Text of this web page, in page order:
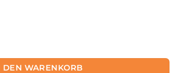
Fach | 130 cm Menge
DEN WARENKORB